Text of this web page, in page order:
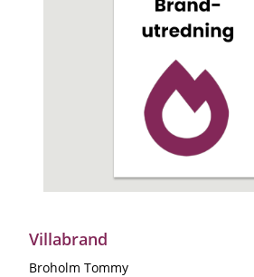
Villabrand
Broholm Tommy